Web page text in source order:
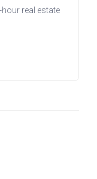
real estate